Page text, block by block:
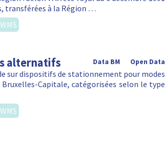
transférées à la Région …
WMS
alternatifs Open Data
Data BM
sur dispositifs de stationnement pour modes
Capitale, catégorisées selon le type
WMS